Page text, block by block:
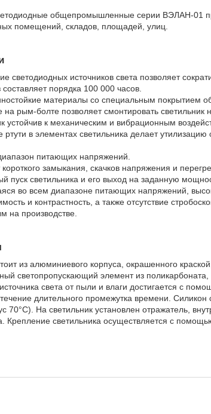
общепромышленные серии ВЭЛАН-01
помещений, складов, площадей, улиц.
светодиодных источников света позволяет
составляет порядка 100 000 часов.
материалы со специальным покрытием
на рым-болте позволяет смонтировать светильник
устойчив к механическим и вибрационным
ртути в элементах светильника делает
питающих напряжений.
замыкания, скачков напряжения и
пуск светильника и его выход на заданную
во всем диапазоне питающих напряжений,
и контрастность, а также отсутствие
на производстве.
из алюминиевого корпуса, окрашенного
светопропускающий элемент из
света от пыли и влаги достигается с
длительного промежутка времени.
70°С). На светильник установлен отражатель,
Крепление светильника осуществляется с